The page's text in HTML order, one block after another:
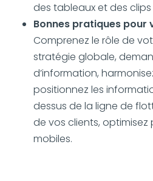
des tableaux et des clips
Bonnes pratiques pour
Comprenez le rôle de
stratégie globale,
d’information,
positionnez les
dessus de la ligne de
de vos clients,
mobiles.